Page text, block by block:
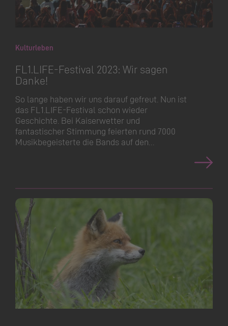
Kulturleben
FL1.​LIFE-Festival 2023: Wir sagen
Danke!
So lange haben wir uns darauf gefreut. Nun ist
das FL1.​LIFE-Festival schon wieder
Geschichte. Bei Kaiserwetter und
fantastischer Stimmung feierten rund 7000
Musikbegeisterte die Bands auf den…